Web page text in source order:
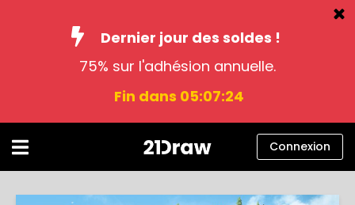
Dernier jour des soldes !
75% sur l'adhésion annuelle.
Fin dans 05:07:23
Aide
Connexion